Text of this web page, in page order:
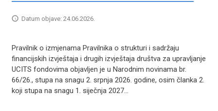
Datum objave: 24.06.2026.
Pravilnik o izmjenama Pravilnika o strukturi i sadržaju
financijskih izvještaja i drugih izvještaja društva za upravljanje
UCITS fondovima objavljen je u Narodnim novinama br.
66/26., stupa na snagu 2. srpnja 2026. godine, osim članka 2.
koji stupa na snagu 1. siječnja 2027...